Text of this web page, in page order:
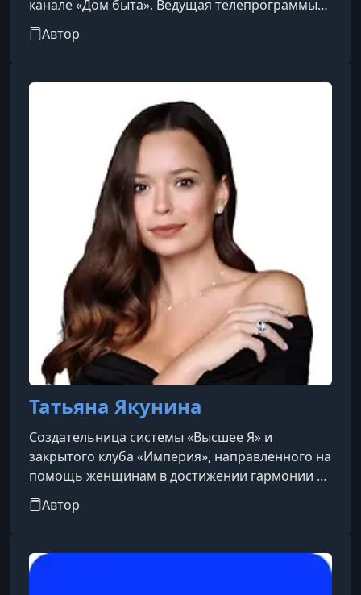
канале «Дом быта». Ведущая телепрограммы
«Уютное утро» на канале «Домашний».
Создательница уютного блога о домах и
создать комфорт в более чем 200 домах.
Мастер на все руки: ремонтирую электрику,
сантехнику, владею столярными навыками.
Самостоятельно проектировала и оформляла
все интерьеры своих домов и квартир.
Любительница
Автор
Татьяна Якунина
Создательница системы «Высшее Я» и
закрытого клуба «Империя», направленного на
помощь женщинам в достижении гармонии и
успеха в различных сферах жизни. Она также
является автором школы любви к себе
более 62 000 женщин. Татьяна активно делится
своими знаниями и опытом через различные
Автор